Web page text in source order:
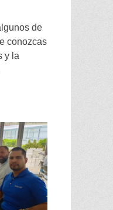
de
conozcas
y la